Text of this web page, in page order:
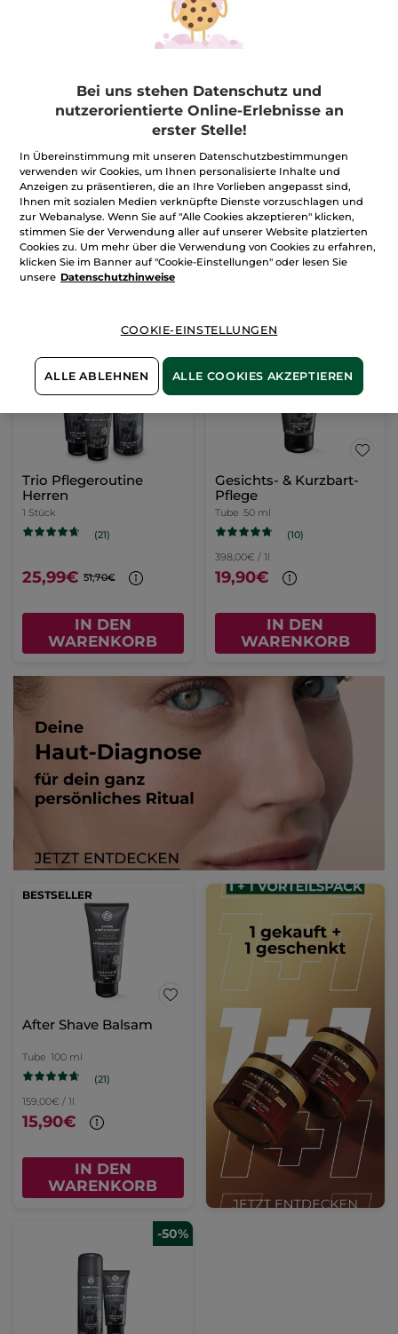
2 x 100 ml Tube = 1 Stück
(21)
15,90€
IN DEN
Trio Pflegeroutine
Herren
1 Stück
(21)
25,99€ 51,70€
IN DEN
WARENKORB
Gesichts- & Kurzbart-
Pflege
Tube 50 ml
(10)
398,00€ / 1l
19,90€
IN DEN
WARENKORB
BESTSELLER
After Shave Balsam
Tube 100 ml
(21)
159,00€ / 1l
15,90€
IN DEN
WARENKORB
-50%
Bei uns stehen Datenschutz und
nutzerorientierte Online-Erlebnisse an
erster Stelle!
In Übereinstimmung mit unseren Datenschutzbestimmungen
verwenden wir Cookies, um Ihnen personalisierte Inhalte und
Anzeigen zu präsentieren, die an Ihre Vorlieben angepasst sind,
Ihnen mit sozialen Medien verknüpfte Dienste vorzuschlagen und
zur Webanalyse. Wenn Sie auf "Alle Cookies akzeptieren" klicken,
stimmen Sie der Verwendung aller auf unserer Website platzierten
Cookies zu. Um mehr über die Verwendung von Cookies zu erfahren,
klicken Sie im Banner auf "Cookie-Einstellungen" oder lesen Sie
unsere Datenschutzhinweise
COOKIE-EINSTELLUNGEN
ALLE ABLEHNEN ALLE COOKIES AKZEPTIEREN